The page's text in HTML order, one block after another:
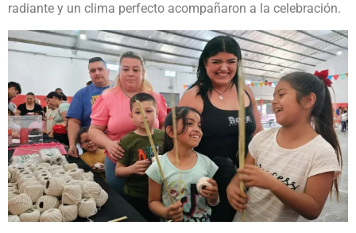
radiante y un clima perfecto acompañaron a la celebración.